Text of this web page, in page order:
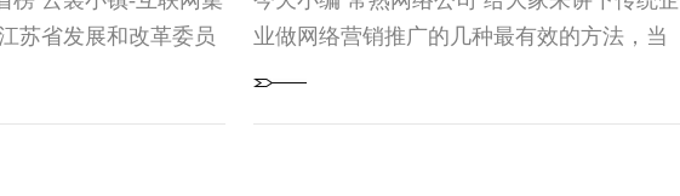
苏省发展和改革委员
小镇的创建名单，
业做网络营销推广的几种最有效的方法，当
然以下的这些观点，也只是小编通过这7年的